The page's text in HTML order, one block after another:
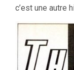
c’est une autre